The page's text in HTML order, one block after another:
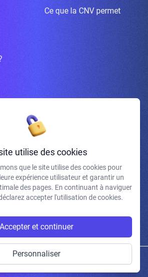
Ce que la CNV permet
vous à la newsletter
e-mails et confirme avoir pris connaissance de
de confidentialité et mentions légales.
| Gum Studio. Tous droits réservés.
utilise des cookies
que le site utilise des cookies pour
expérience utilisateur et garantir un
des pages. En continuant à naviguer
accepter l'utilisation de cookies.
Accepter et continuer
Personnaliser